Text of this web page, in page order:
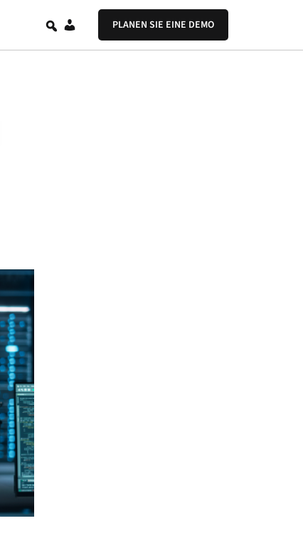
PLANEN SIE EINE DEMO